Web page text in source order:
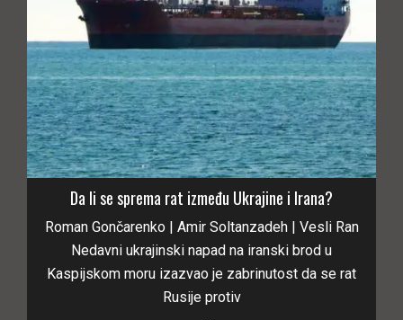
Da li se sprema rat između Ukrajine i Irana?
Roman Gončarenko | Amir Soltanzadeh | Vesli Ran
Nedavni ukrajinski napad na iranski brod u
Kaspijskom moru izazvao je zabrinutost da se rat
Rusije protiv